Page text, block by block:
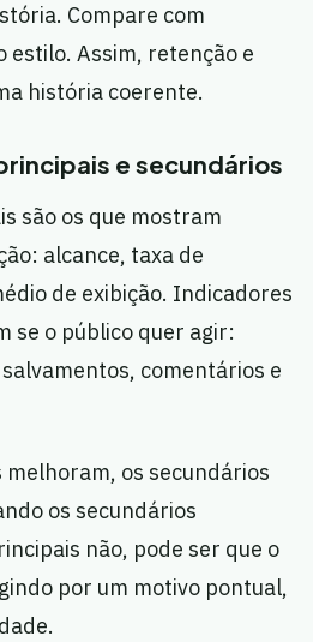
Compare com
estilo. Assim, retenção e
história coerente.
e secundários
são os que mostram
alcance, taxa de
de exibição. Indicadores
se o público quer agir:
comentários e
melhoram, os secundários
os secundários
não, pode ser que o
por um motivo pontual,